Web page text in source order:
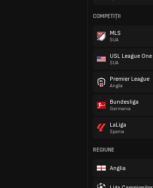
COMPETIȚII
MLS
SUA
USL League One
SUA
Premier League
Anglia
Bundesliga
Germania
LaLiga
Spania
REGIUNE
Anglia